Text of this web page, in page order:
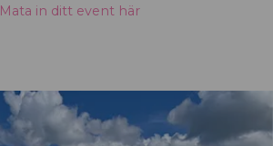
Mata in ditt event här